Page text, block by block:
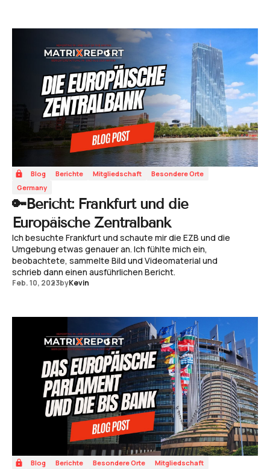
Blog Berichte Mitgliedschaft
Besondere Orte
Germany
🔑Bericht: Frankfurt und die
Europäische Zentralbank
Ich besuchte Frankfurt und schaute mir die EZB und die
Umgebung etwas genauer an. Ich fühlte mich ein,
beobachtete, sammelte Bild und Videomaterial und
schrieb dann einen ausführlichen Bericht.
Feb. 10, 2023byKevin
Blog Berichte Besondere Orte Mitgliedschaft